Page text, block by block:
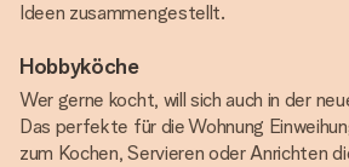
Ideen zusammengestellt.
Hobbyköche
Wer gerne kocht, will sich auch in der
Das perfekte für die Wohnung
zum Kochen, Servieren oder Anrichten